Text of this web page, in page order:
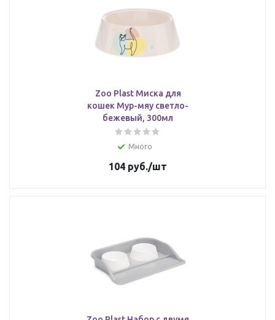
Zoo Plast Миска для
кошек Мур-мяу светло-
бежевый, 300мл
Много
104 руб./шт